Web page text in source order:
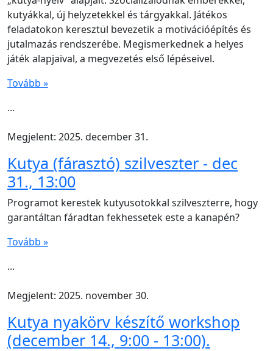
kutyákkal, új helyzetekkel és tárgyakkal. Játékos
feladatokon keresztül bevezetik a motivációépítés és
jutalmazás rendszerébe. Megismerkednek a helyes
játék alapjaival, a megvezetés első lépéseivel.
Tovább »
...
Megjelent: 2025. december 31.
Kutya (fárasztó) szilveszter - dec
31., 13:00
Programot kerestek kutyusotokkal szilveszterre, hogy
garantáltan fáradtan fekhessetek este a kanapén?
Tovább »
...
Megjelent: 2025. november 30.
Kutya nyakörv készítő workshop
(december 14., 9:00 - 13:00).